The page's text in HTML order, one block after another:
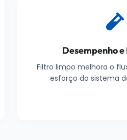
Desempenho
Filtro limpo melhora o
esforço do sistema